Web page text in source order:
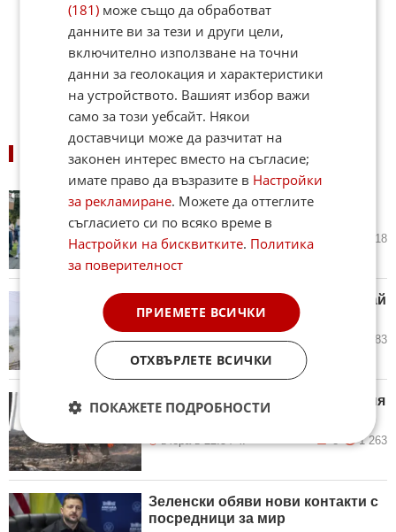
ПОДОБНИ НОВИНИ
25 дни протести в Киев заради
днес в 06:05 ч. 1 018
Тайфунът „Делфин“ удари Китай
след Япония
днес в 05:05 ч. 783
Климатичен ад: Пожар в Испания
и тайфун в Китай
1 263
Зеленски обяви нови контакти с
посредници за мир
(181) може също да обработват
данните ви за тези и други цели,
включително използване на точни
данни за геолокация и характеристики
на устройството. Вашият избор важи
само за този уебсайт. Някои
доставчици може да разчитат на
законен интерес вместо на съгласие;
имате право да възразите в Настройки
за рекламиране. Можете да оттеглите
съгласието си по всяко време в
Настройки на бисквитките. Политика
за поверителност
ПРИЕМЕТЕ ВСИЧКИ
ОТХВЪРЛЕТЕ ВСИЧКИ
ПОКАЖЕТЕ ПОДРОБНОСТИ